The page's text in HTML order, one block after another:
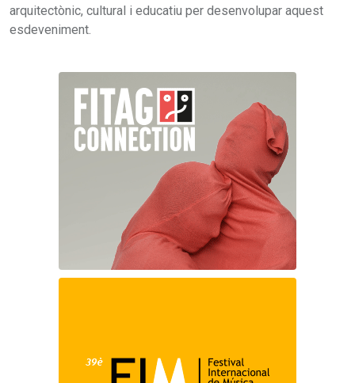
arquitectònic, cultural i educatiu per desenvolupar aquest
esdeveniment.